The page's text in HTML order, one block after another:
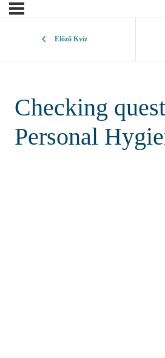
Előző Kvíz
Checking
Personal